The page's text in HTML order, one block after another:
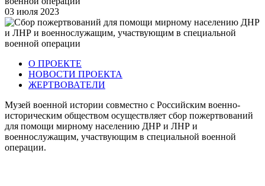
03 июля 2023
О ПРОЕКТЕ
НОВОСТИ ПРОЕКТА
ЖЕРТВОВАТЕЛИ
Музей военной истории совместно с Российским военно-
историческим обществом осуществляет сбор пожертвований
для помощи мирному населению ДНР и ЛНР и
военнослужащим, участвующим в специальной военной
операции.